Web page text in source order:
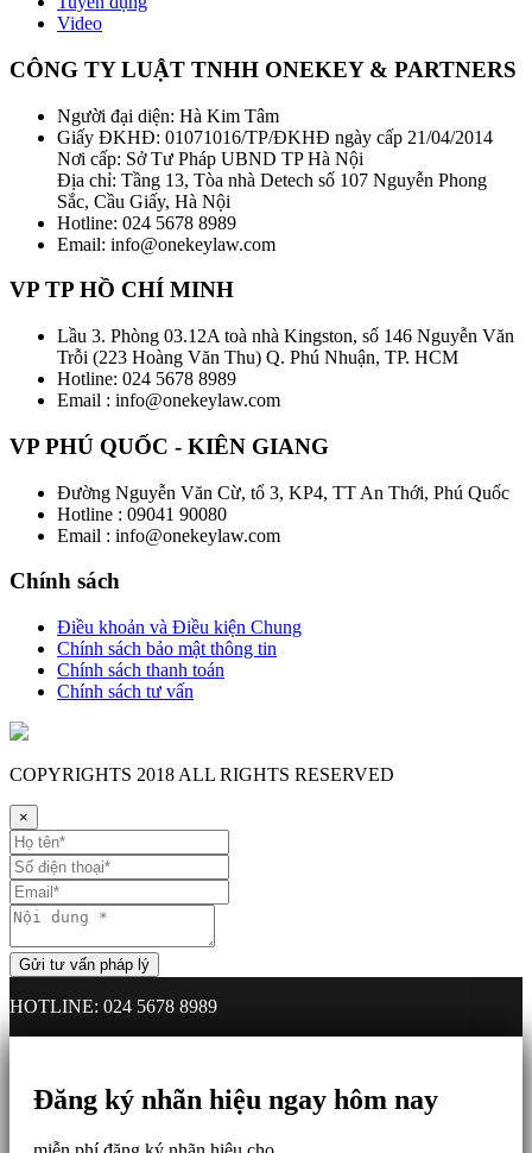
Video
CÔNG TY LUẬT TNHH ONEKEY & PARTNERS
Người đại diện: Hà Kim Tâm
Giấy ĐKHĐ: 01071016/TP/ĐKHĐ ngày cấp 21/04/2014
Nơi cấp: Sở Tư Pháp UBND TP Hà Nội
Địa chỉ: Tầng 13, Tòa nhà Detech số 107 Nguyễn Phong
Sắc, Cầu Giấy, Hà Nội
Hotline: 024 5678 8989
Email: info@onekeylaw.com
VP TP HỒ CHÍ MINH
Lầu 3. Phòng 03.12A toà nhà Kingston, số 146 Nguyễn Văn
Trỗi (223 Hoàng Văn Thu) Q. Phú Nhuận, TP. HCM
Hotline: 024 5678 8989
Email : info@onekeylaw.com
VP PHÚ QUỐC - KIÊN GIANG
Đường Nguyễn Văn Cừ, tổ 3, KP4, TT An Thới, Phú Quốc
Hotline : 09041 90080
Email : info@onekeylaw.com
Chính sách
Điều khoản và Điều kiện Chung
Chính sách bảo mật thông tin
Chính sách thanh toán
Chính sách tư vấn
COPYRIGHTS 2018 ALL RIGHTS RESERVED
×
HOTLINE: 024 5678 8989
Đăng ký nhãn hiệu ngay hôm nay